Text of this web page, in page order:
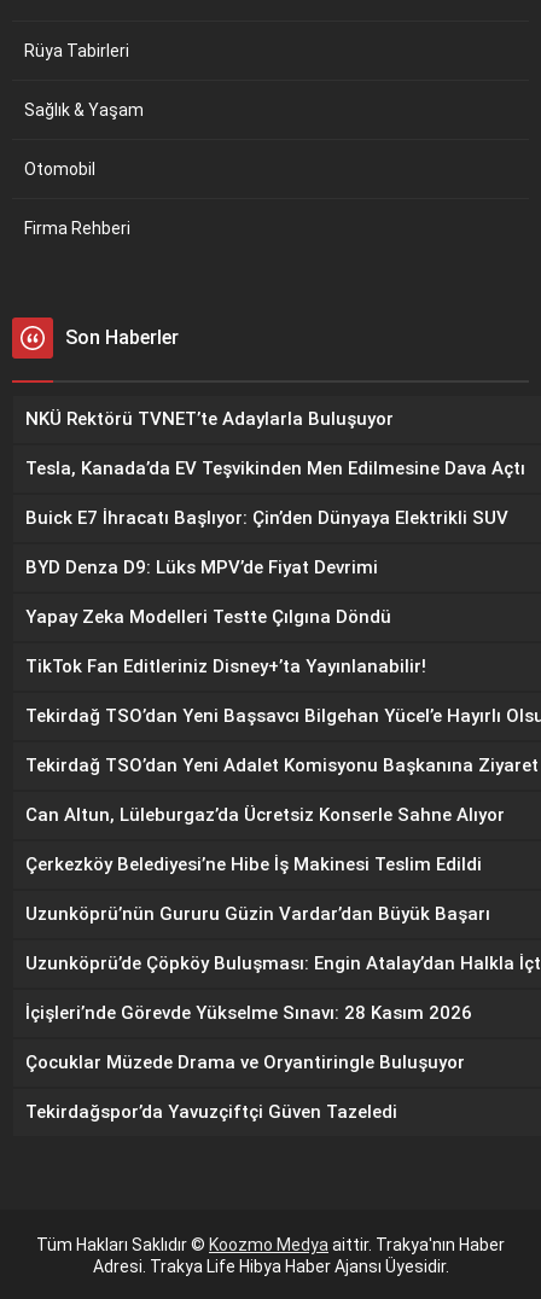
Rüya Tabirleri
Sağlık & Yaşam
Otomobil
Firma Rehberi
Son Haberler
NKÜ Rektörü TVNET’te Adaylarla Buluşuyor
Tesla, Kanada’da EV Teşvikinden Men Edilmesine Dava Açtı
Buick E7 İhracatı Başlıyor: Çin’den Dünyaya Elektrikli SUV
BYD Denza D9: Lüks MPV’de Fiyat Devrimi
Yapay Zeka Modelleri Testte Çılgına Döndü
TikTok Fan Editleriniz Disney+’ta Yayınlanabilir!
Tekirdağ TSO’dan Yeni Başsavcı Bilgehan Yücel’e Hayırlı
Tekirdağ TSO’dan Yeni Adalet Komisyonu Başkanına Ziyaret
Can Altun, Lüleburgaz’da Ücretsiz Konserle Sahne Alıyor
Çerkezköy Belediyesi’ne Hibe İş Makinesi Teslim Edildi
Uzunköprü’nün Gururu Güzin Vardar’dan Büyük Başarı
Uzunköprü’de Çöpköy Buluşması: Engin Atalay’dan Halkla
İçişleri’nde Görevde Yükselme Sınavı: 28 Kasım 2026
Çocuklar Müzede Drama ve Oryantiringle Buluşuyor
Tekirdağspor’da Yavuzçiftçi Güven Tazeledi
Tüm Hakları Saklıdır © Koozmo Medya aittir. Trakya'nın Haber
Adresi. Trakya Life Hibya Haber Ajansı Üyesidir.